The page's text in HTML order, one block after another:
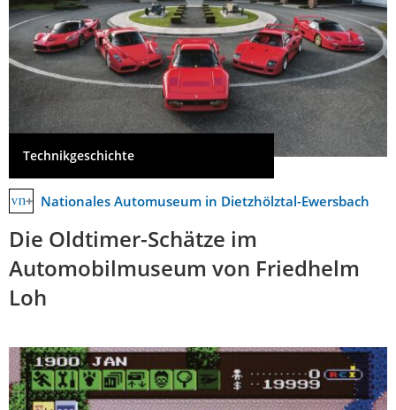
Technikgeschichte
Nationales Automuseum in Dietzhölztal-Ewersbach
Die Oldtimer-Schätze im
Automobilmuseum von Friedhelm
Loh